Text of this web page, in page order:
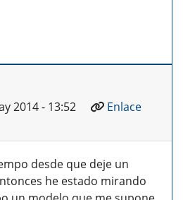
2014 - 13:52
Enlace
desde que deje un
he estado mirando